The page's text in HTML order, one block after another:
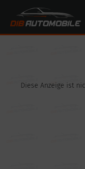
Diese Anzeige ist